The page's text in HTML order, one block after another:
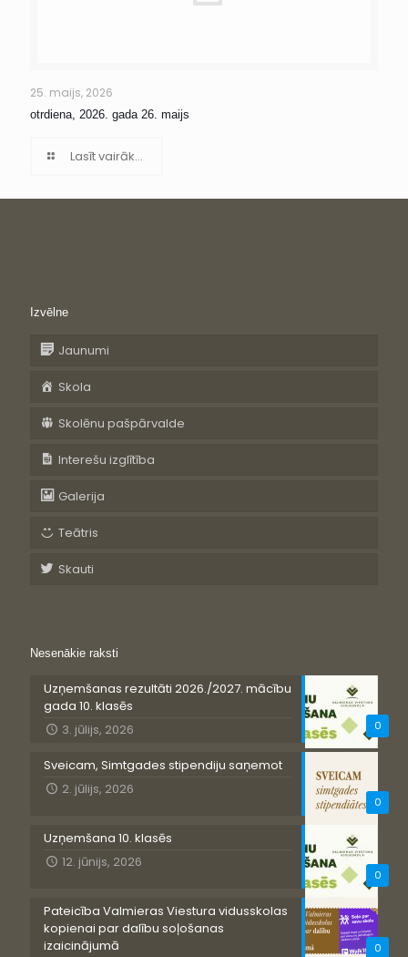
25. maijs, 2026
otrdiena, 2026. gada 26. maijs
Lasīt vairāk...
Izvēlne
Jaunumi
Skola
Skolēnu pašpārvalde
Interešu izglītība
Galerija
Teātris
Skauti
Nesenākie raksti
0
Uzņemšanas rezultāti 2026./2027. mācību
gada 10. klasēs
3. jūlijs, 2026
0
Sveicam, Simtgades stipendiju saņemot
2. jūlijs, 2026
0
Uzņemšana 10. klasēs
12. jūnijs, 2026
0
Pateicība Valmieras Viestura vidusskolas
kopienai par dalību soļošanas
izaicinājumā